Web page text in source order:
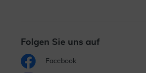
Folgen Sie uns auf
Facebook